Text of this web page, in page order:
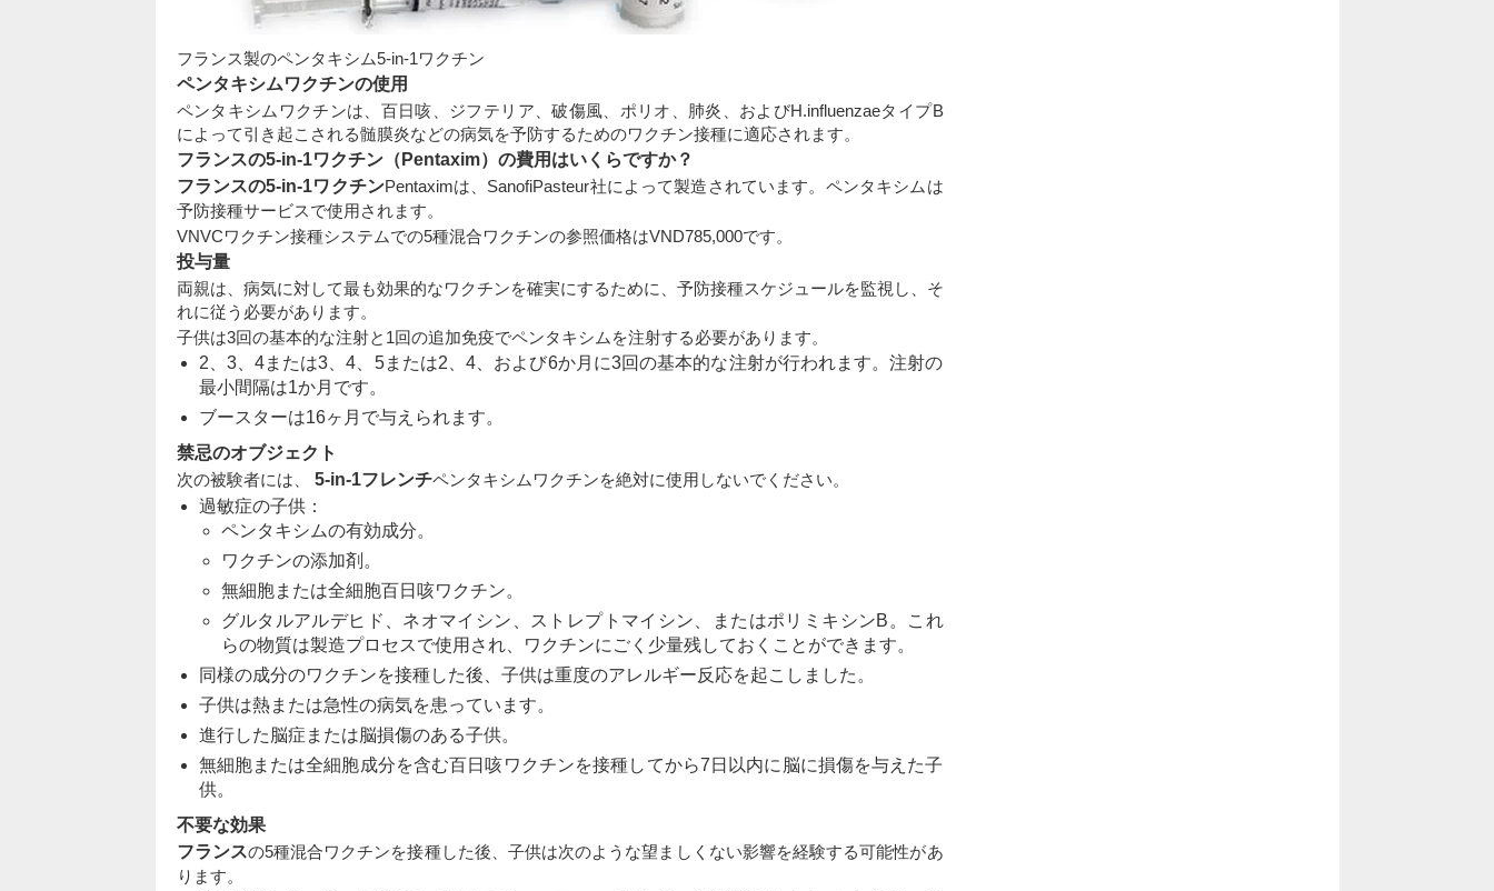
フランス製のペンタキシム5-in-1ワクチン
ペンタキシムワクチンの使用
ペンタキシムワクチンは、百日咳、ジフテリア、破傷風、ポリオ、肺炎、およびH.influenzaeタイプB
によって引き起こされる髄膜炎などの病気を予防するためのワクチン接種に適応されます。
フランスの5-in-1ワクチン（Pentaxim）の費用はいくらですか？
フランスの5-in-1ワクチンPentaximは、SanofiPasteur社によって製造されています。ペンタキシムは
予防接種サービスで使用されます。
VNVCワクチン接種システムでの5種混合ワクチンの参照価格はVND785,000です。
投与量
両親は、病気に対して最も効果的なワクチンを確実にするために、予防接種スケジュールを監視し、そ
れに従う必要があります。
子供は3回の基本的な注射と1回の追加免疫でペンタキシムを注射する必要があります。
2、3、4または3、4、5または2、4、および6か月に3回の基本的な注射が行われます。注射の
最小間隔は1か月です。
ブースターは16ヶ月で与えられます。
禁忌のオブジェクト
次の被験者には、 5-in-1フレンチペンタキシムワクチンを絶対に使用しないでください。
過敏症の子供：
ペンタキシムの有効成分。
ワクチンの添加剤。
無細胞または全細胞百日咳ワクチン。
グルタルアルデヒド、ネオマイシン、ストレプトマイシン、またはポリミキシンB。これ
らの物質は製造プロセスで使用され、ワクチンにごく少量残しておくことができます。
同様の成分のワクチンを接種した後、子供は重度のアレルギー反応を起こしました。
子供は熱または急性の病気を患っています。
進行した脳症または脳損傷のある子供。
無細胞または全細胞成分を含む百日咳ワクチンを接種してから7日以内に脳に損傷を与えた子
供。
不要な効果
フランスの5種混合ワクチンを接種した後、子供は次のような望ましくない影響を経験する可能性があ
ります。